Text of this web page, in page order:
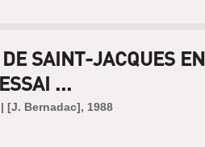
SAINT-JACQUES EN
...
[J. Bernadac], 1988